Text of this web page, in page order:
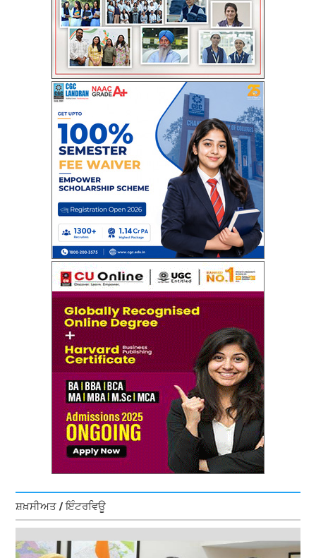
ਸ਼ਖ਼ਸੀਅਤ / ਇੰਟਰਵਿਊ